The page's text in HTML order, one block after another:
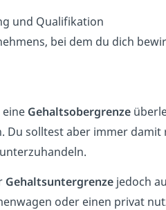
und Qualifikation
bei dem du dich
Gehaltsobergrenze
Du solltest aber immer damit
Gehaltsuntergrenze jedoch
oder einen privat